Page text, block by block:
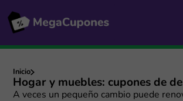
Inicio
Hogar y muebles: cupones de
A veces un pequeño cambio puede